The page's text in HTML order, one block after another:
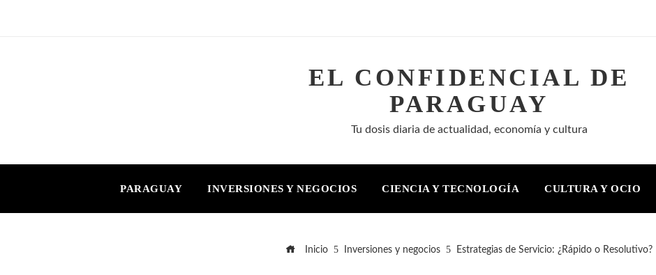
EL CONFIDENCIAL DE
PARAGUAY
Tu dosis diaria de actualidad, economía y cultura
PARAGUAY INVERSIONES Y NEGOCIOS CIENCIA Y TECNOLOGÍA CULTURA Y OCIO
Inicio Inversiones y negocios Estrategias de Servicio: ¿Rápido o Resolutivo?